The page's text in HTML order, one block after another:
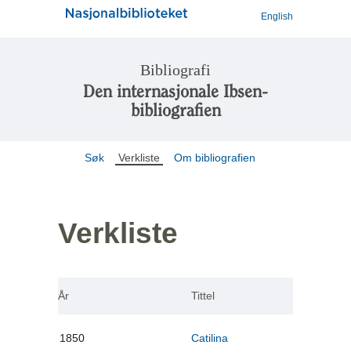
English
Bibliografi
Den internasjonale Ibsen-
bibliografien
Søk Verkliste Om bibliografien
Verkliste
År Tittel
1850 Catilina